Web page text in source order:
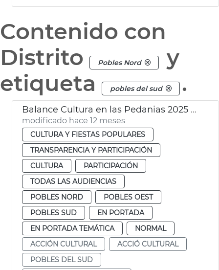
Contenido con
Distrito
Pobles Nord
y
etiqueta
pobles del sud .
Balance Cultura en las Pedanias 2025 Ayuntamiento València
modificado hace 12 meses
CULTURA Y FIESTAS POPULARES
TRANSPARENCIA Y PARTICIPACIÓN
CULTURA
PARTICIPACIÓN
TODAS LAS AUDIENCIAS
POBLES NORD
POBLES OEST
POBLES SUD
EN PORTADA
EN PORTADA TEMÁTICA
NORMAL
ACCIÓN CULTURAL
ACCIÓ CULTURAL
POBLES DEL SUD